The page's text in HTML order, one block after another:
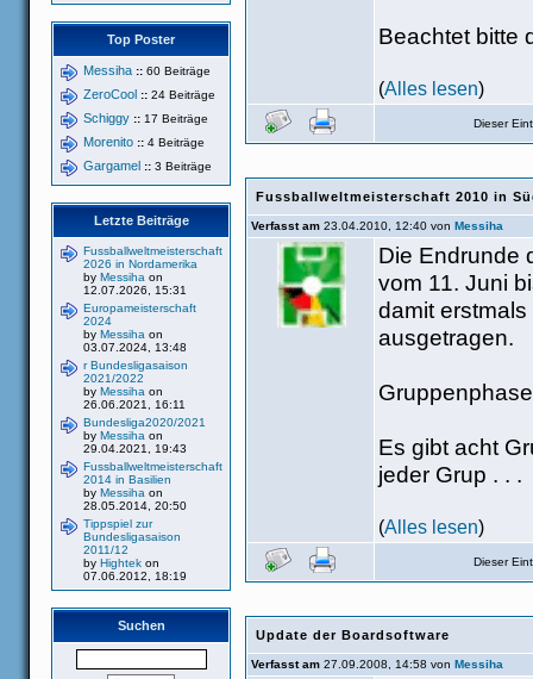
Top Poster
Messiha :: 60 Beiträge
ZeroCool :: 24 Beiträge
Schiggy :: 17 Beiträge
Morenito :: 4 Beiträge
Gargamel :: 3 Beiträge
Letzte Beiträge
Fussballweltmeisterschaft
2026 in Nordamerika
by Messiha on
12.07.2026, 15:31
Europameisterschaft
2024
by Messiha on
03.07.2024, 13:48
r Bundesligasaison
2021/2022
by Messiha on
26.06.2021, 16:11
Bundesliga2020/2021
by Messiha on
29.04.2021, 19:43
Fussballweltmeisterschaft
2014 in Basilien
by Messiha on
28.05.2014, 20:50
Tippspiel zur
Bundesligasaison
2011/12
by Hightek on
07.06.2012, 18:19
Suchen
Beachtet bitte
(Alles lesen)
Dieser
Fussballweltmeisterschaft 2010 in
Verfasst am 23.04.2010, 12:40 von Messiha
Die Endrunde
vom 11. Juni
damit
ausgetragen.
Es gibt acht
jeder Grup . . .
(Alles lesen)
Dieser
Update der Boardsoftware
Verfasst am 27.09.2008, 14:58 von Messiha